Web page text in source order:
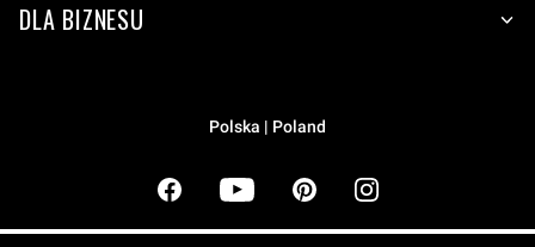
DLA BIZNESU
Polska | Poland